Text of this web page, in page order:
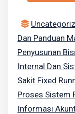
Dan Panduan
Penyusunan
Internal Dan
Sakit Fixed
Proses Sistem
Informasi